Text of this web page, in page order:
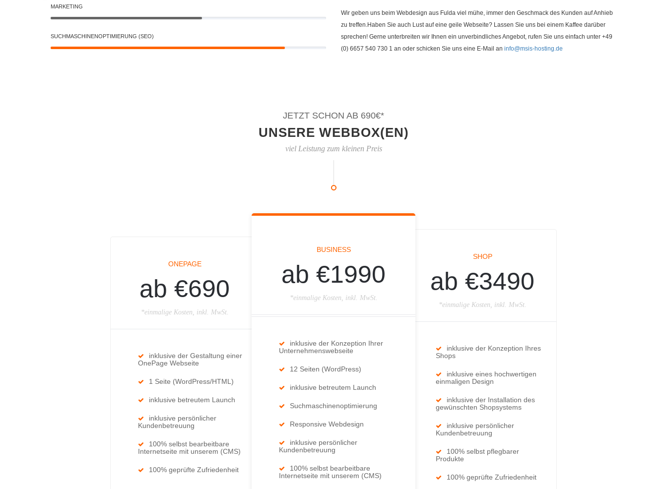
MARKETING
SUCHMASCHINENOPTIMIERUNG (SEO)
Wir geben uns beim Webdesign aus Fulda viel mühe, immer den Geschmack des Kunden auf Anhieb
zu treffen.Haben Sie auch Lust auf eine geile Webseite? Lassen Sie uns bei einem Kaffee darüber
sprechen! Gerne unterbreiten wir Ihnen ein unverbindliches Angebot, rufen Sie uns einfach unter +49
(0) 6657 540 730 1 an oder schicken Sie uns eine E-Mail an info@msis-hosting.de
JETZT SCHON AB 690€*
UNSERE WEBBOX(EN)
viel Leistung zum kleinen Preis
ONEPAGE
ab €690
*einmalige Kosten, inkl. MwSt.
inklusive der Gestaltung einer
OnePage Webseite
1 Seite (WordPress/HTML)
inklusive betreutem Launch
inklusive persönlicher
Kundenbetreuung
100% selbst bearbeitbare
Internetseite mit unserem (CMS)
100% geprüfte Zufriedenheit
BUSINESS
ab €1990
*einmalige Kosten, inkl. MwSt.
inklusive der Konzeption Ihrer
Unternehmenswebseite
12 Seiten (WordPress)
inklusive betreutem Launch
Suchmaschinenoptimierung
Responsive Webdesign
inklusive persönlicher
Kundenbetreuung
100% selbst bearbeitbare
Internetseite mit unserem (CMS)
SHOP
ab €3490
*einmalige Kosten, inkl. MwSt.
inklusive der Konzeption Ihres
Shops
inklusive eines hochwertigen
einmaligen Design
inklusive der Installation des
gewünschten Shopsystems
inklusive persönlicher
Kundenbetreuung
100% selbst pflegbarer
Produkte
100% geprüfte Zufriedenheit